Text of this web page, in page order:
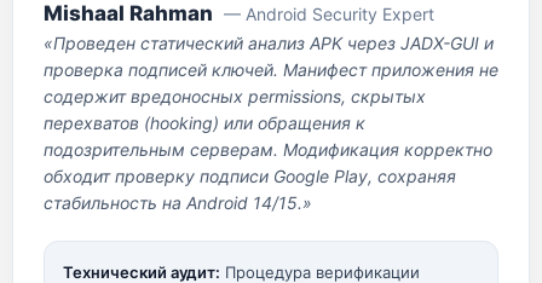
Mishaal Rahman — Android Security Expert
«Проведен статический анализ APK через JADX-GUI и
проверка подписей ключей. Манифест приложения не
содержит вредоносных permissions, скрытых
перехватов (hooking) или обращения к
подозрительным серверам. Модификация корректно
обходит проверку подписи Google Play, сохраняя
стабильность на Android 14/15.»
Технический аудит: Процедура верификации